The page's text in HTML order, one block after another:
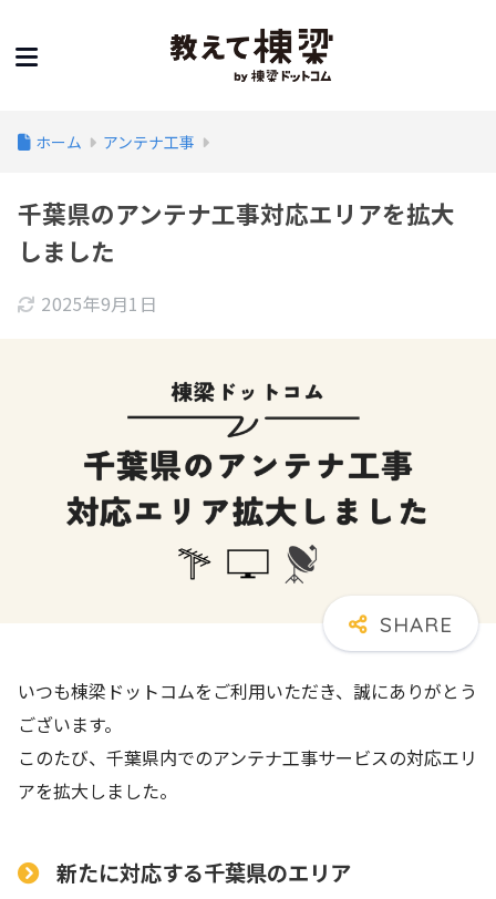
ホーム アンテナ工事
千葉県のアンテナ工事対応エリアを拡大
しました
2025年9月1日
いつも棟梁ドットコムをご利用いただき、誠にありがとう
ございます。
このたび、千葉県内でのアンテナ工事サービスの対応エリ
アを拡大しました。
新たに対応する千葉県のエリア